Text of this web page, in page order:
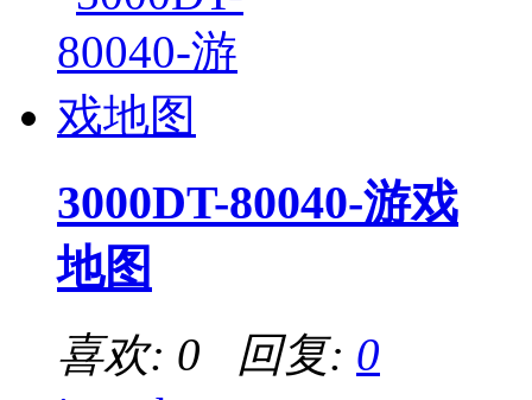
3000DT-80040-游戏
地图
喜欢: 0 回复: 0